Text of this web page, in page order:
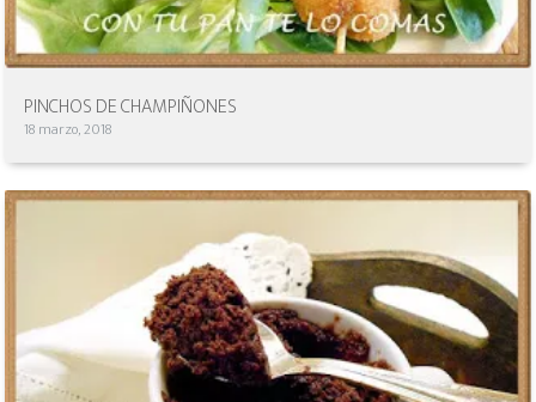
PINCHOS DE CHAMPIÑONES
18 marzo, 2018